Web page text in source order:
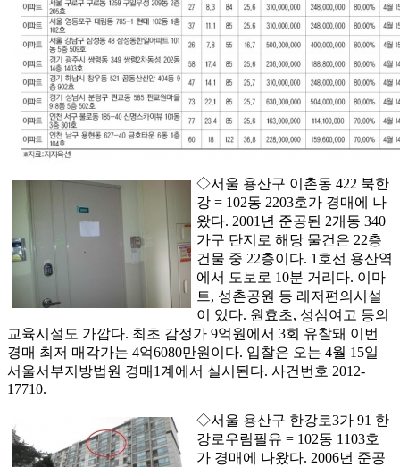
◇서울 용산구 이촌동 422 북한
강 = 102동 2203호가 경매에 나
왔다. 2001년 준공된 2개동 340
가구 단지로 해당 물건은 22층
건물 중 22층이다. 1호선 용산역
에서 도보로 10분 거리다. 이마
트, 성촌공원 등 레저편의시설
이 있다. 원효초, 성심여고 등의
교육시설도 가깝다. 최초 감정가 9억원에서 3회 유찰돼 이번
경매 최저 매각가는 4억6080만원이다. 입찰은 오는 4월 15일
서울서부지방법원 경매1계에서 실시된다. 사건번호 2012-
17710.
◇서울 용산구 한강로3가 91 한
강로우림필유 = 102동 1103호
가 경매에 나왔다. 2006년 준공